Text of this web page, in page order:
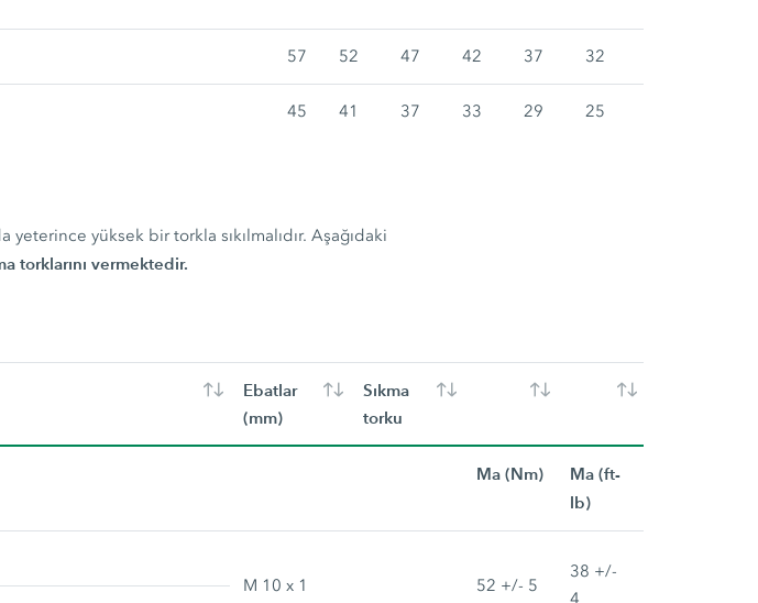
57 52 47 42 37 32
45 41 37 33 29 25
yeterince yüksek bir torkla sıkılmalıdır. Aşağıdaki
torklarını vermektedir.
Ebatlar
(mm)
Sıkma
torku
Ma (Nm)
Ma (ft-
lb)
M 10 x 1
52 +/- 5
38 +/-
4